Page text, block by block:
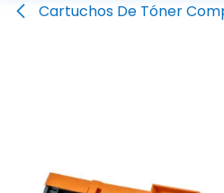
Cartuchos De Tóner